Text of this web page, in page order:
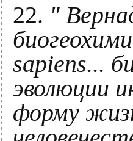
22. "
sapiens...
эволюции
форму